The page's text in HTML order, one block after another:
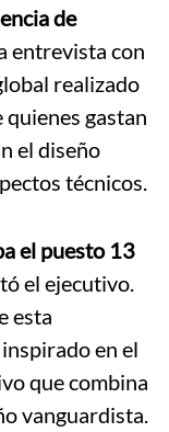
de
entrevista con
realizado
gastan
el diseño
técnicos.
el puesto 13
el ejecutivo.
esta
en el
que combina
vanguardista.